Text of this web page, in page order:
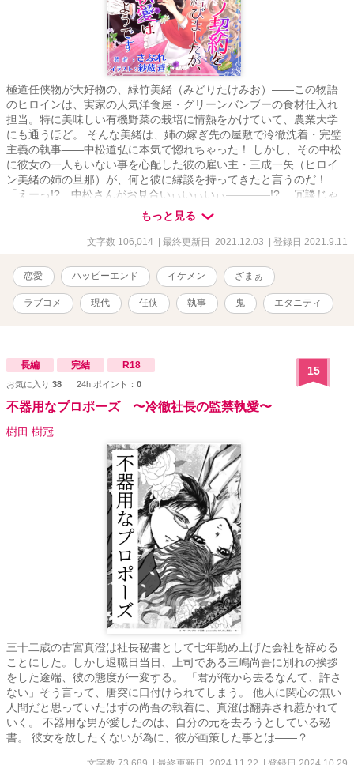
極道任侠物が大好物の、緑竹美緒（みどりたけみお）――この物語
のヒロインは、実家の人気洋食屋・グリーンバンブーの食材仕入れ
担当。特に美味しい有機野菜の栽培に情熱をかけていて、農業大学
にも通うほど。 そんな美緒は、姉の嫁ぎ先の屋敷で冷徹沈着・完璧
主義の執事――中松道弘に本気で惚れちゃった！ しかし、その中松
に彼女の一人もいない事を心配した彼の雇い主・三成一矢（ヒロイ
ン美緒の姉の旦那）が、何と彼に縁談を持ってきたと言うのだ！
「えーっ!? 中松さんがお見合いぃいぃいぃ――――!?」 冗談じゃ
ないっ!! 中松さんと恋に落ちるのは、この私!! お見合い話を迷惑そう
にしている中松に、美緒が提案。 ――ニセカノ、やりますよ、と。
困った中松執事も、美緒の申し出に賛成せざるを得ず。 「これっ
はどこへやら!? 羊の皮を剥いで豹変した中松執事。 しかも中松は想
像以上に鬼ぶりを発揮し････ ひょんな事から、中松執事のニセカノ
始めちゃいました！ しかしどうやら執愛ではなく、地獄が待ってい
るようで････？ どうする美緒!? 大人気のアイツ等が帰って来た！ ス
「言っとくけど、俺は容赦しないからな」 ふおおっ。 「俺を堕とせ
るもんなら、堕としてみろ。お前の攻撃、楽しみにしていてやるか
ら」 鬼松キター！(/ω＼) ニセ嫁シリーズ第二弾。 （※第一弾を読ま
なくても楽しめるようにしておりますので、このまま読んでも大丈
染の専業ニセ嫁始めましたが、どうやらニセ夫の溺愛は本物のよう
です』 https://www.alphapolis.co.jp/novel/465565553/133399209 中
松・美緒編の更新を待つ間に、おさらい・復習するのもアリです◎
メイン登場人物 ヒロイン 緑竹 美緒（みどりたけ みお） 職
業・学生 二十一歳 ヒーロー 中松 道弘（なかまつ みちひ
ろ） 職業・鬼執事 三十二歳 表紙・紗蔵蒼様
もっと見る
文字数 106,014 | 最終更新日 2021.12.03 | 登録日 2021.9.11
恋愛 ハッピーエンド イケメン ざまぁ
ラブコメ 現代 任侠 執事 鬼 エタニティ
長編 完結 R18
お気に入り:38 24h.ポイント： 0
15
不器用なプロポーズ 〜冷徹社長の監禁執愛〜
樹田 樹冠
三十二歳の古宮真澄は社長秘書として七年勤め上げた会社を辞める
ことにした。しかし退職日当日、上司である三嶋尚吾に別れの挨拶
をした途端、彼の態度が一変する。 「君が俺から去るなんて、許さ
ない」そう言って、唐突に口付けられてしまう。 他人に関心の無い
人間だと思っていたはずの尚吾の執着に、真澄は翻弄され惹かれて
いく。 不器用な男が愛したのは、自分の元を去ろうとしている秘
書。 彼女を放したくないが為に、彼が画策した事とは――？